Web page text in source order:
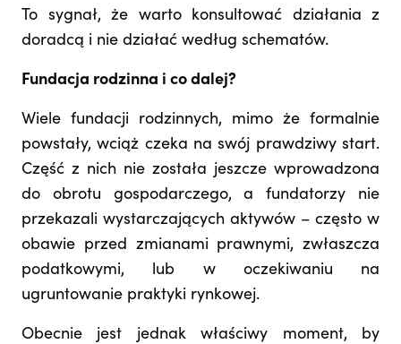
To sygnał, że warto konsultować działania z
doradcą i nie działać według schematów.
Fundacja rodzinna i co dalej?
Wiele fundacji rodzinnych, mimo że formalnie
powstały, wciąż czeka na swój prawdziwy start.
Część z nich nie została jeszcze wprowadzona
do obrotu gospodarczego, a fundatorzy nie
przekazali wystarczających aktywów – często w
obawie przed zmianami prawnymi, zwłaszcza
podatkowymi, lub w oczekiwaniu na
ugruntowanie praktyki rynkowej.
Obecnie jest jednak właściwy moment, by